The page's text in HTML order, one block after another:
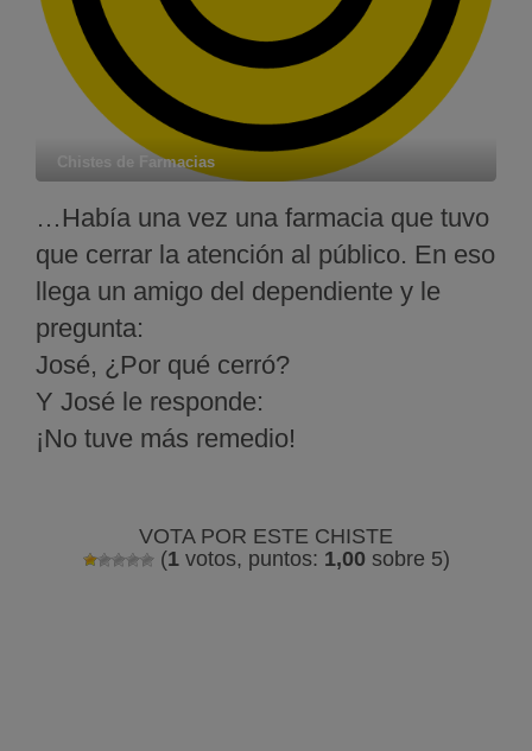
Chistes de Farmacias
…Había una vez una farmacia que tuvo
que cerrar la atención al público. En eso
llega un amigo del dependiente y le
pregunta:
José, ¿Por qué cerró?
Y José le responde:
¡No tuve más remedio!
VOTA POR ESTE CHISTE
(1votos, puntos: 1,00 sobre 5)